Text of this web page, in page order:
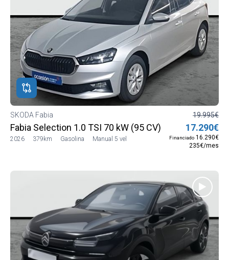
SKODA Fabia
Fabia Selection 1.0 TSI 70 kW (95 CV) Manual 5 vel.
2026 379km Gasolina Manual 5 vel
19.995€
17.290€
Financiado 16.290€
235€/mes